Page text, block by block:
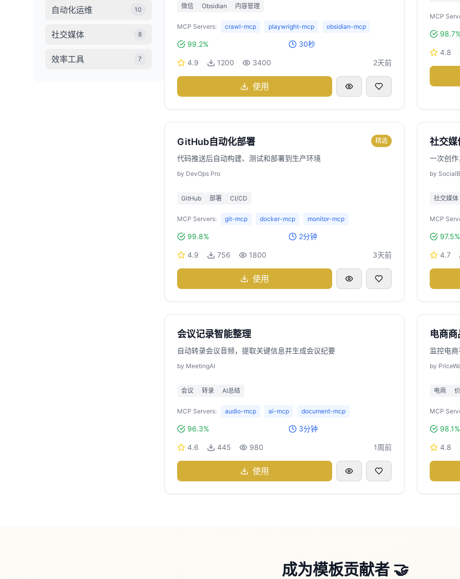
自动化运维 10
社交媒体 8
效率工具 7
微信 Obsidian 内容管理
MCP Servers: crawl-mcp playwright-mcp obsidian-mcp
99.2% 30秒
4.9 1200 3400 2天前
使用
MCP
4.8
GitHub自动化部署
代码推送后自动构建、测试和部署到生产环境
by DevOps Pro
精选
GitHub 部署 CI/CD
MCP Servers: git-mcp docker-mcp monitor-mcp
99.8% 2分钟
4.9 756 1800 3天前
使用
社交媒
一次创
by
社交媒体
MCP
97.5%
4.7
会议记录智能整理
自动转录会议音频，提取关键信息并生成会议纪要
by MeetingAI
会议 转录 AI总结
MCP Servers: audio-mcp ai-mcp document-mcp
96.3% 3分钟
4.6 445 980 1周前
使用
电商
监控电
by
电商
MCP
98.1%
4.8
成为模板贡献者 🤝